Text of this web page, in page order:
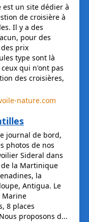
est un site dédier à
de croisière à
Il y a des
pour des
prix
type sont là
qui n'ont pas
des croisières,
nature.com
journal de bord,
photos de nos
Sideral dans
la Martinique
la
Antigua. Le
Marine
8 places
proposons d...